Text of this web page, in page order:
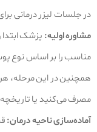
در جلسات لیزر درمانی
مشاوره اولیه: پزشک
مناسب را بر اساس نوع
همچنین در این مرحله،
مصرف می‌کنید یا
آماده‌سازی ناحیه درمان: